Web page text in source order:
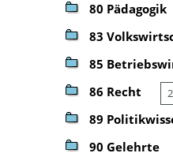
80 Pädagogik
83
85
86 Recht
89
90 Gelehrte